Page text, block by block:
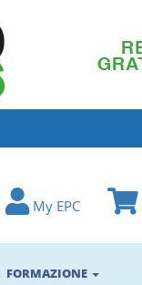
My EPC
FORMAZIONE